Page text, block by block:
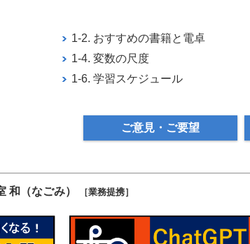
1-2. おすすめの書籍と電卓
1-4. 変数の尺度
1-6. 学習スケジュール
ご意見・ご要望
和（なごみ） ［業務提携］